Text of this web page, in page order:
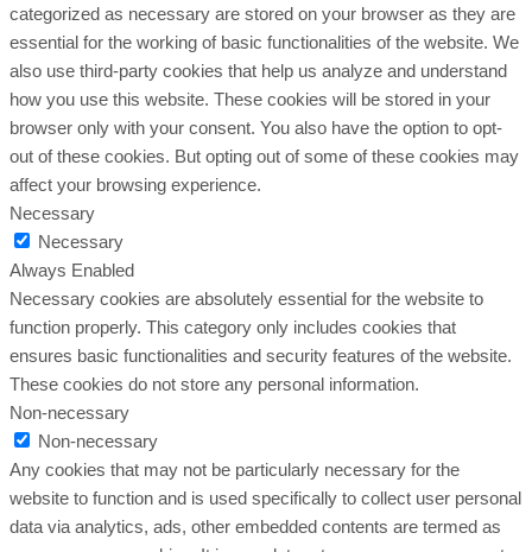
categorized as necessary are stored on your browser as they are
essential for the working of basic functionalities of the website. We
also use third-party cookies that help us analyze and understand
how you use this website. These cookies will be stored in your
browser only with your consent. You also have the option to opt-
out of these cookies. But opting out of some of these cookies may
affect your browsing experience.
Necessary
Necessary
Always Enabled
Necessary cookies are absolutely essential for the website to
function properly. This category only includes cookies that
ensures basic functionalities and security features of the website.
These cookies do not store any personal information.
Non-necessary
Non-necessary
Any cookies that may not be particularly necessary for the
website to function and is used specifically to collect user personal
data via analytics, ads, other embedded contents are termed as